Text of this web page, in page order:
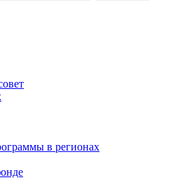
в регионах